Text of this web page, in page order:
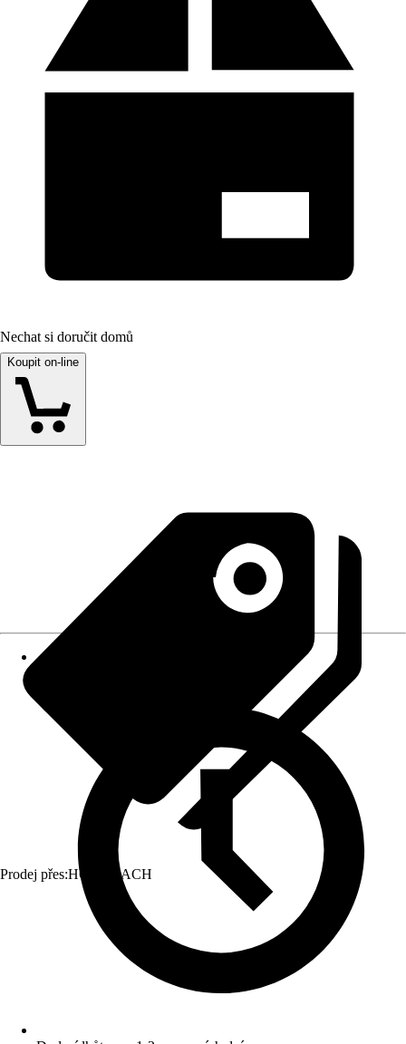
Nechat si doručit domů
Koupit on-line
Prodej přes:HORNBACH